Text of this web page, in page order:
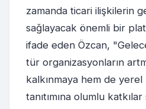
zamanda ticari ilişkilerin
sağlayacak önemli bir
ifade eden Özcan,
tür organizasyonların
kalkınmaya hem de
tanıtımına olumlu